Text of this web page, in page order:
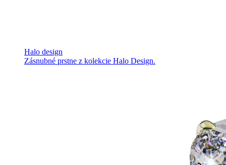
Halo design
Zásnubné prstne z kolekcie Halo Design.